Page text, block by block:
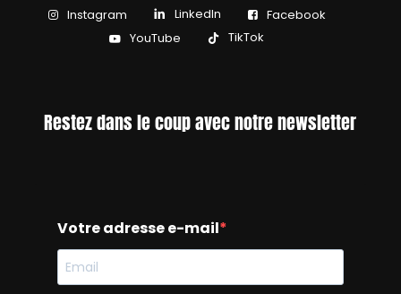
Instagram LinkedIn
Facebook
YouTube
TikTok
Restez dans le coup avec notre newsletter
Votre adresse e-mail